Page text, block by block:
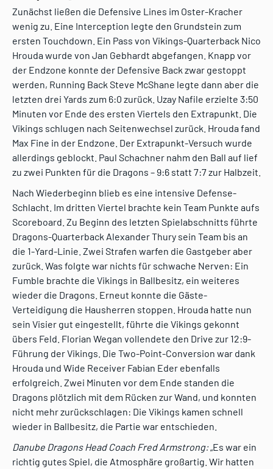
Zunächst ließen die Defensive Lines im Oster-Kracher
wenig zu. Eine Interception legte den Grundstein zum
ersten Touchdown. Ein Pass von Vikings-Quarterback Nico
Hrouda wurde von Jan Gebhardt abgefangen. Knapp vor
der Endzone konnte der Defensive Back zwar gestoppt
werden, Running Back Steve McShane legte dann aber die
letzten drei Yards zum 6:0 zurück. Uzay Nafile erzielte 3:50
Minuten vor Ende des ersten Viertels den Extrapunkt. Die
Vikings schlugen nach Seitenwechsel zurück. Hrouda fand
Max Fine in der Endzone. Der Extrapunkt-Versuch wurde
allerdings geblockt. Paul Schachner nahm den Ball auf lief
zu zwei Punkten für die Dragons – 9:6 statt 7:7 zur Halbzeit.
Nach Wiederbeginn blieb es eine intensive Defense-
Schlacht. Im dritten Viertel brachte kein Team Punkte aufs
Scoreboard. Zu Beginn des letzten Spielabschnitts führte
Dragons-Quarterback Alexander Thury sein Team bis an
die 1-Yard-Linie. Zwei Strafen warfen die Gastgeber aber
zurück. Was folgte war nichts für schwache Nerven: Ein
Fumble brachte die Vikings in Ballbesitz, ein weiteres
wieder die Dragons. Erneut konnte die Gäste-
Verteidigung die Hausherren stoppen. Hrouda hatte nun
sein Visier gut eingestellt, führte die Vikings gekonnt
übers Feld. Florian Wegan vollendete den Drive zur 12:9-
Führung der Vikings. Die Two-Point-Conversion war dank
Hrouda und Wide Receiver Fabian Eder ebenfalls
erfolgreich. Zwei Minuten vor dem Ende standen die
Dragons plötzlich mit dem Rücken zur Wand, und konnten
nicht mehr zurückschlagen: Die Vikings kamen schnell
wieder in Ballbesitz, die Partie war entschieden.
Danube Dragons Head Coach Fred Armstrong:„Es war ein
richtig gutes Spiel, die Atmosphäre großartig. Wir hatten